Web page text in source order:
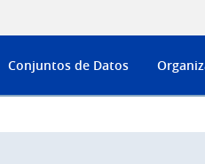
Conjuntos de Datos